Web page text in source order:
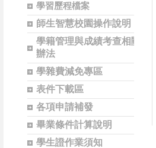
學習歷程檔案
師生智慧校園操作說明
學籍管理與成績考查相關
辦法
學雜費減免專區
表件下載區
各項申請補發
畢業條件計算說明
學生證作業須知